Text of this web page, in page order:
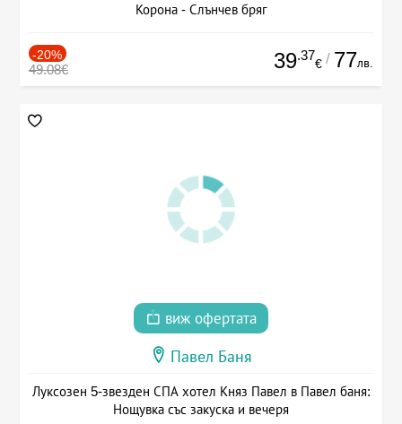
Корона - Слънчев бряг
-20%
49.08€ 39.37
€ / 77лв.
виж офертата
Павел Баня
Луксозен 5-звезден СПА хотел Княз Павел в Павел баня:
Нощувка със закуска и вечеря